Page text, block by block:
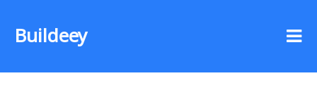
Buildeey